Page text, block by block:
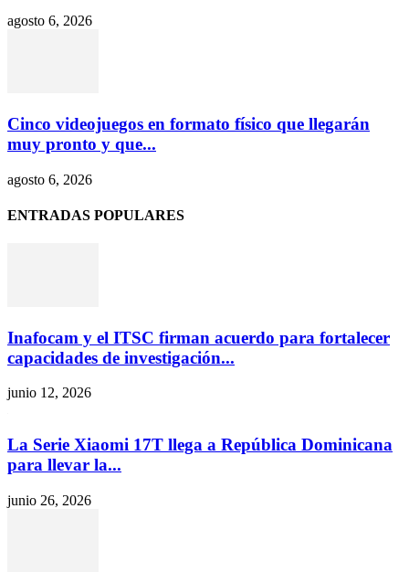
agosto 6, 2026
Cinco videojuegos en formato físico que llegarán
muy pronto y que...
agosto 6, 2026
ENTRADAS POPULARES
Inafocam y el ITSC firman acuerdo para fortalecer
capacidades de investigación...
junio 12, 2026
La Serie Xiaomi 17T llega a República Dominicana
para llevar la...
junio 26, 2026